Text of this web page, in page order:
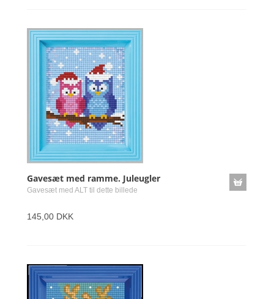
Gavesæt med ramme. Juleugler
Gavesæt med ALT til dette billede
145,00 DKK